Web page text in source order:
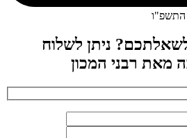
ניתן לשלוח
מאת רבני המכון